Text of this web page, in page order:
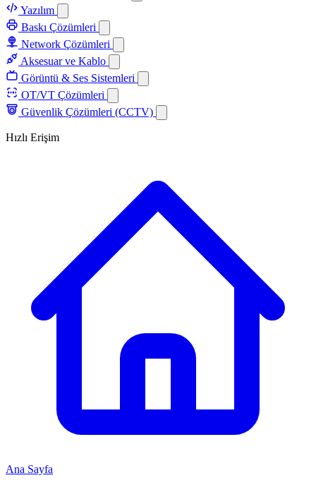
Yazılım
Baskı Çözümleri
Network Çözümleri
Aksesuar ve Kablo
Görüntü & Ses Sistemleri
OT/VT Çözümleri
Güvenlik Çözümleri (CCTV)
Hızlı Erişim
Ana Sayfa